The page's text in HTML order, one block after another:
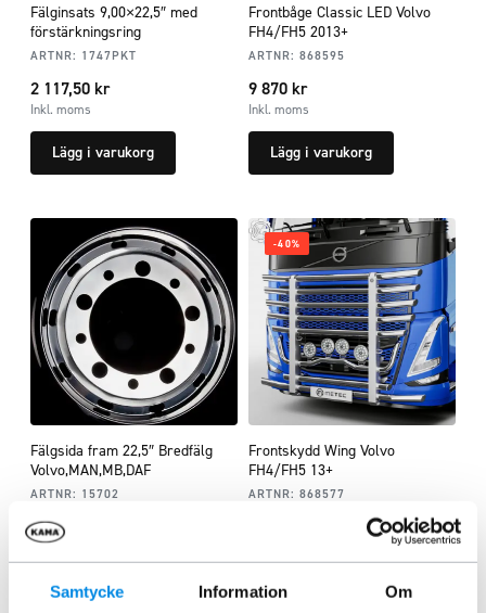
Samtycke Information Om
Fälginsats 9,00×22,5″ med
förstärkningsring
ARTNR: 1747PKT
2 117,50 kr
Inkl. moms
Lägg i varukorg
Frontbåge Classic LED Volvo
FH4/FH5 2013+
ARTNR: 868595
9 870 kr
Inkl. moms
Lägg i varukorg
Fälgsida fram 22,5″ Bredfälg
Volvo,MAN,MB,DAF
ARTNR: 15702
1 153,75
Inkl. moms
Lägg i varukorg
-40%
Frontskydd Wing Volvo
FH4/FH5 13+
ARTNR: 868577
26 868,75kr
Lägg i varukorg